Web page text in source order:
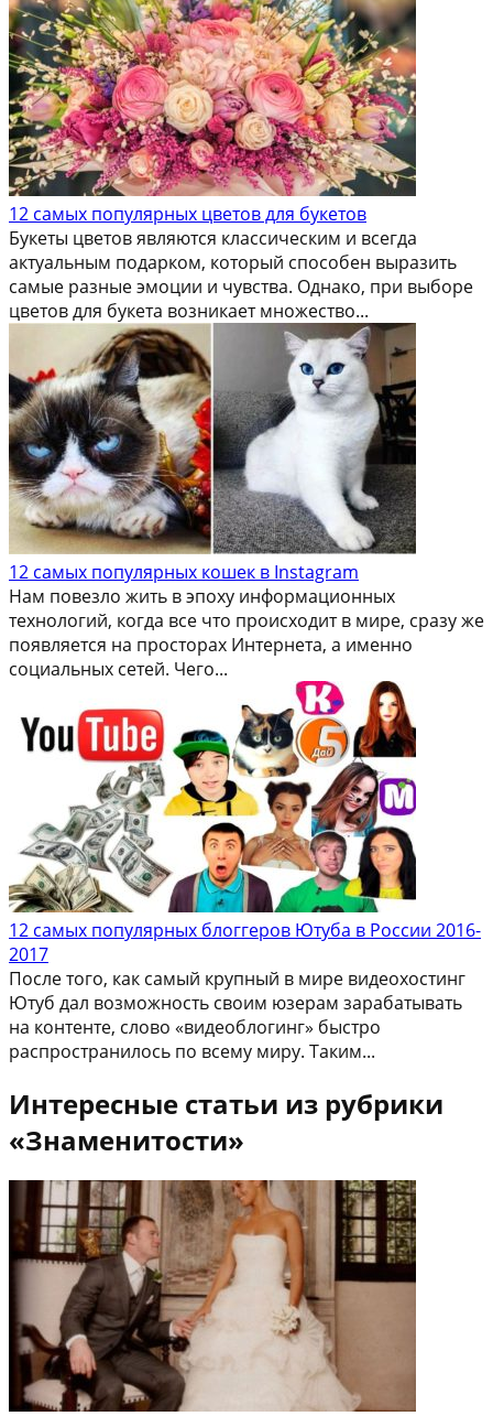
12 самых популярных цветов для букетов
Букеты цветов являются классическим и всегда
актуальным подарком, который способен выразить
самые разные эмоции и чувства. Однако, при выборе
цветов для букета возникает множество...
12 самых популярных кошек в Instagram
Нам повезло жить в эпоху информационных
технологий, когда все что происходит в мире, сразу же
появляется на просторах Интернета, а именно
социальных сетей. Чего...
12 самых популярных блоггеров Ютуба в России 2016-
2017
После того, как самый крупный в мире видеохостинг
Ютуб дал возможность своим юзерам зарабатывать
на контенте, слово «видеоблогинг» быстро
распространилось по всему миру. Таким...
Интересные статьи из рубрики
«Знаменитости»